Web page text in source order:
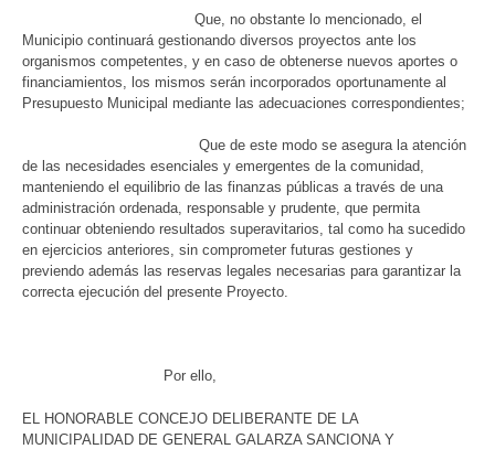
Que, no obstante lo mencionado, el
Municipio continuará gestionando diversos proyectos ante los
organismos competentes, y en caso de obtenerse nuevos aportes o
financiamientos, los mismos serán incorporados oportunamente al
Presupuesto Municipal mediante las adecuaciones correspondientes;
Que de este modo se asegura la atención
de las necesidades esenciales y emergentes de la comunidad,
manteniendo el equilibrio de las finanzas públicas a través de una
administración ordenada, responsable y prudente, que permita
continuar obteniendo resultados superavitarios, tal como ha sucedido
en ejercicios anteriores, sin comprometer futuras gestiones y
previendo además las reservas legales necesarias para garantizar la
correcta ejecución del presente Proyecto.
Por ello,
EL HONORABLE CONCEJO DELIBERANTE DE LA
MUNICIPALIDAD DE GENERAL GALARZA SANCIONA Y